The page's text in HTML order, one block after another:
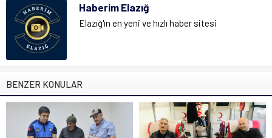
Haberim Elazığ
Elazığ'ın en yeni ve hızlı haber sitesi
BENZER KONULAR